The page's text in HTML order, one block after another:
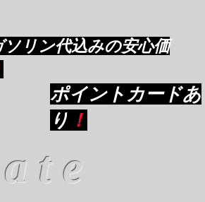
ソリン代込みの安心価
ポイントカードあ
り ！